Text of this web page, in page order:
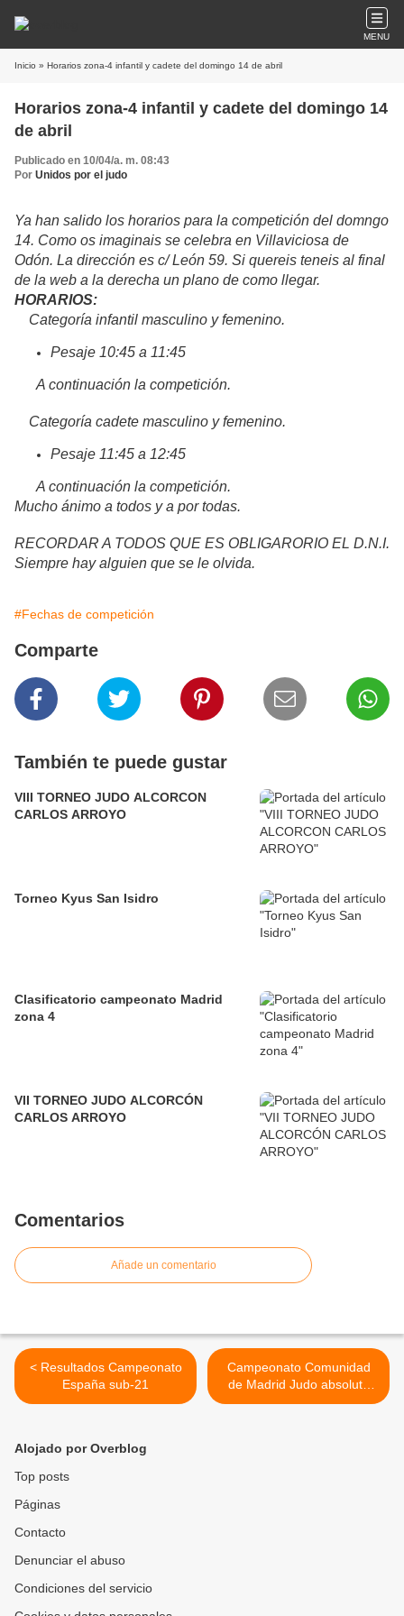
MENU
Inicio » Horarios zona-4 infantil y cadete del domingo 14 de abril
Horarios zona-4 infantil y cadete del domingo 14
de abril
Publicado en 10/04/a. m. 08:43
Por Unidos por el judo
Ya han salido los horarios para la competición del domngo
14. Como os imaginais se celebra en Villaviciosa de
Odón. La dirección es c/ León 59. Si quereis teneis al final
de la web a la derecha un plano de como llegar.
HORARIOS:
Categoría infantil masculino y femenino.
Pesaje 10:45 a 11:45
A continuación la competición.
Categoría cadete masculino y femenino.
Pesaje 11:45 a 12:45
A continuación la competición.
Mucho ánimo a todos y a por todas.
RECORDAR A TODOS QUE ES OBLIGARORIO EL D.N.I.
Siempre hay alguien que se le olvida.
#Fechas de competición
Comparte
También te puede gustar
VIII TORNEO JUDO ALCORCON
CARLOS ARROYO
Torneo Kyus San Isidro
Clasificatorio campeonato Madrid
zona 4
VII TORNEO JUDO ALCORCÓN
CARLOS ARROYO
Comentarios
Añade un comentario
< Resultados Campeonato
España sub-21
Campeonato Comunidad
de Madrid Judo absoluto
masculino y femenino >
Alojado por Overblog
Top posts
Páginas
Contacto
Denunciar el abuso
Condiciones del servicio